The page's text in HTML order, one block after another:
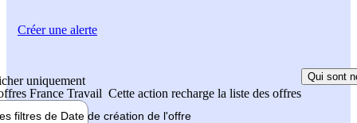
uniquement
France Travail Cette action recharge la liste des offres
Qui sont
filtres de Date de création de l'offre
Créer une alerte